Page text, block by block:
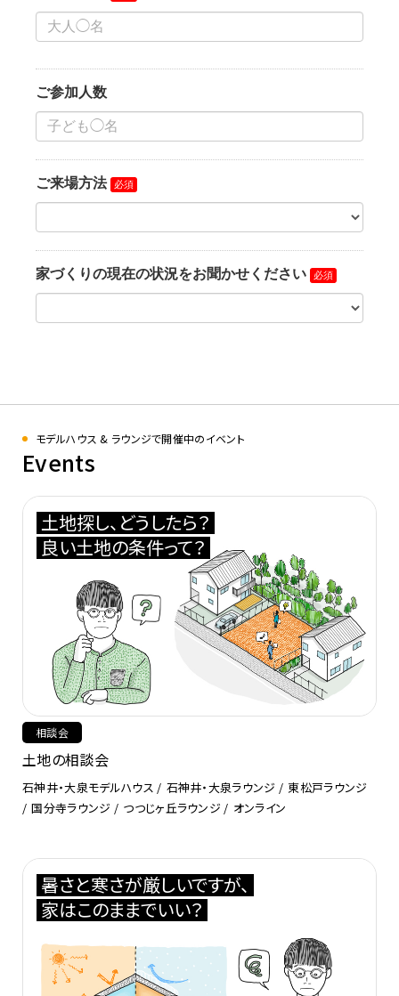
モデルハウス & ラウンジで開催中のイベント
Events
土地探し、どうしたら？
良い土地の条件って？
相談会
土地の相談会
石神井・大泉モデルハウス 石神井・大泉ラウンジ
東松戸ラウンジ
国分寺ラウンジ
つつじヶ丘ラウンジ オンライン
暑さと寒さが厳しいですが、
家はこのままでいい？